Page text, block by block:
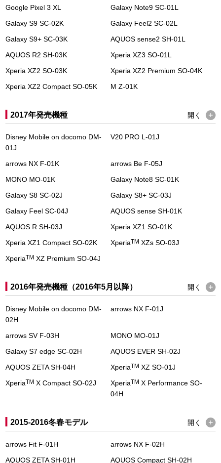
Google Pixel 3 XL
Galaxy Note9 SC-01L
Galaxy S9 SC-02K
Galaxy Feel2 SC-02L
Galaxy S9+ SC-03K
AQUOS sense2 SH-01L
AQUOS R2 SH-03K
Xperia XZ3 SO-01L
Xperia XZ2 SO-03K
Xperia XZ2 Premium SO-04K
Xperia XZ2 Compact SO-05K
M Z-01K
2017年発売機種 開く
Disney Mobile on docomo DM-
01J
V20 PRO L-01J
arrows NX F-01K
arrows Be F-05J
MONO MO-01K
Galaxy Note8 SC-01K
Galaxy S8 SC-02J
Galaxy S8+ SC-03J
Galaxy Feel SC-04J
AQUOS sense SH-01K
AQUOS R SH-03J
Xperia XZ1 SO-01K
Xperia XZ1 Compact SO-02K
XperiaTM XZs SO-03J
XperiaTM XZ Premium SO-04J
2016年発売機種（2016年5月以降） 開く
Disney Mobile on docomo DM-
02H
arrows NX F-01J
arrows SV F-03H
MONO MO-01J
Galaxy S7 edge SC-02H
AQUOS EVER SH-02J
AQUOS ZETA SH-04H
XperiaTM XZ SO-01J
XperiaTM X Compact SO-02J XperiaTM X Performance SO-
04H
2015-2016冬春モデル 開く
arrows Fit F-01H
arrows NX F-02H
AQUOS ZETA SH-01H
AQUOS Compact SH-02H